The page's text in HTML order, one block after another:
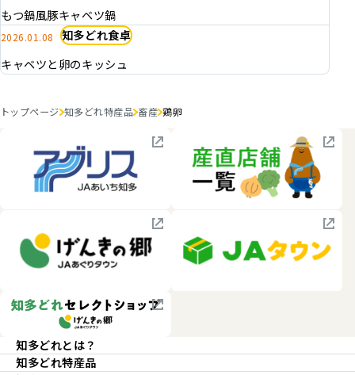
もつ鍋風豚キャベツ鍋
2026.01.08 知多どれ食卓
キャベツと卵のキッシュ
トップページ 知多どれ特産品 畜産 鶏卵
知多どれとは？
知多どれ特産品